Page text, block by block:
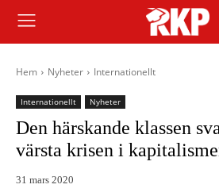
Hem Nyheter Internationellt
Internationellt Nyheter
Den härskande klassen
värsta krisen i
31 mars 2020